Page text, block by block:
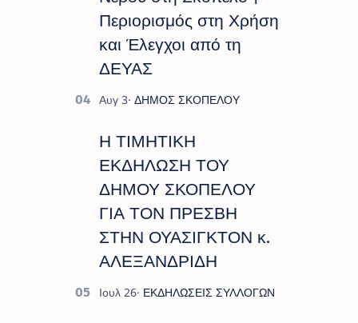
Περιορισμός στη Χρήση
και Έλεγχοι από τη
ΔΕΥΑΣ
Η ΤΙΜΗΤΙΚΗ
ΕΚΔΗΛΩΣΗ ΤΟΥ
ΔΗΜΟΥ ΣΚΟΠΕΛΟΥ
ΓΙΑ ΤΟΝ ΠΡΕΣΒΗ
ΣΤΗΝ ΟΥΑΣΙΓΚΤΟΝ κ.
ΑΛΕΞΑΝΔΡΙΔΗ